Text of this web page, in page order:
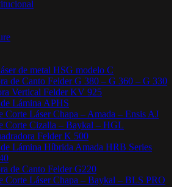
de metal HSG modelo C​
de Canto Felder G 380 – G 360 – G 330
Vertical Felder KV 925
Lámina APHS
Corte Láser Chapa – Amada – Ensis AJ
Corte Cizalla – Baykal – HGL
Felder K 500
Lámina Híbrida Amada HRB Series
de Canto Felder G220
Corte Láser Chapa – Baykal – BLS PRO